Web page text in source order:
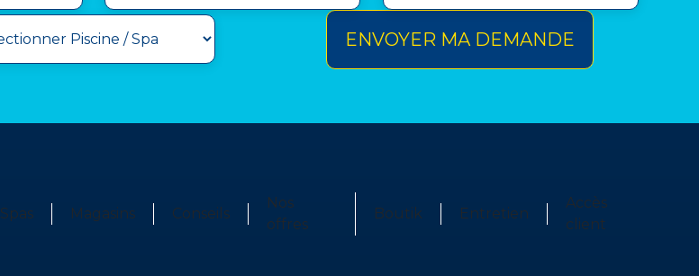
ENVOYER MA DEMANDE
Spas Magasins Conseils
Nos
offres
Boutik Entretien
Accès
client